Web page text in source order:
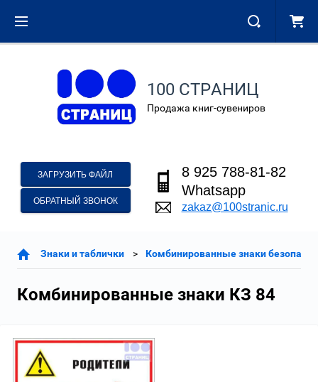
100 СТРАНИЦ
Продажа книг-сувениров
ЗАГРУЗИТЬ ФАЙЛ
ОБРАТНЫЙ ЗВОНОК
8 925 788-81-82
Whatsapp
zakaz@100stranic.ru
Знаки и таблички Комбинированные знаки
Комбинированные знаки КЗ 84